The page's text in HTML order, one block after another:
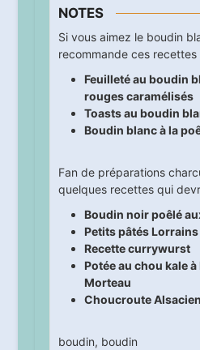
NOTES
Si vous aimez le boudin
recommande ces recettes
Feuilleté au boudin
rouges caramélisés
Toasts au boudin
Boudin blanc à la
Fan de préparations
quelques recettes qui
Boudin noir poêlé
Petits pâtés Lorrains
Recette currywurst
Potée au chou kale
Morteau
Choucroute
boudin, boudin